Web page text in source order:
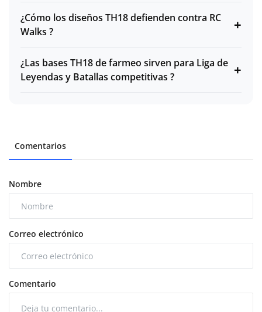
¿Cómo los diseños TH18 defienden contra RC
Walks ?
+
¿Las bases TH18 de farmeo sirven para Liga de
Leyendas y Batallas competitivas ?
+
Comentarios
Nombre
Correo electrónico
Comentario